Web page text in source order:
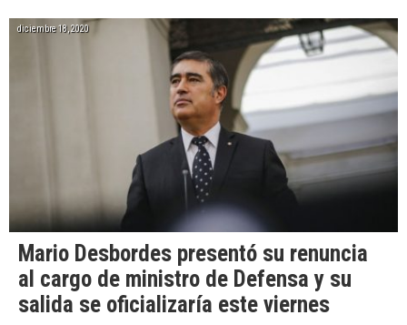
diciembre 18, 2020
Mario Desbordes presentó su renuncia
al cargo de ministro de Defensa y su
salida se oficializaría este viernes